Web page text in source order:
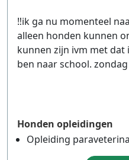
‼️ik ga nu momenteel
alleen honden kunnen
kunnen zijn ivm met
ben naar school.
Honden opleidingen
Opleiding